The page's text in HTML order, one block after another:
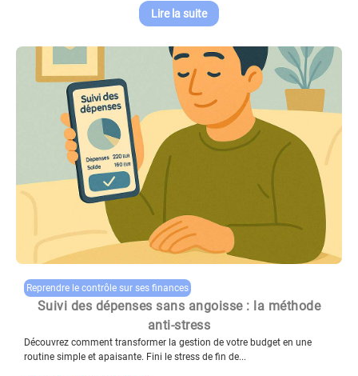
Lire la suite
Reprendre le contrôle sur ses finances
Suivi des dépenses sans angoisse : la méthode
anti-stress
Découvrez comment transformer la gestion de votre budget en une
routine simple et apaisante. Fini le stress de fin de...